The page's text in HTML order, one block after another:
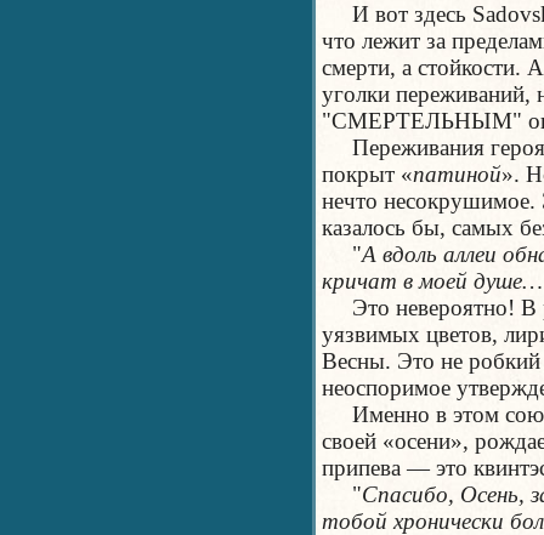
И вот здесь
что лежит за
смерти, а стойкости.
уголки переживаний,
"СМЕРТЕЛЬНЫМ"
Переживания
покрыт «патиной».
нечто несокрушимое.
казалось бы, самых
"А вдоль аллеи
кричат в моей душе…
Это невероятно! В
уязвимых цветов,
Весны. Это не
неоспоримое
Именно в этом
своей «осени»,
припева — это
"Спасибо, Осень,
тобой хронически